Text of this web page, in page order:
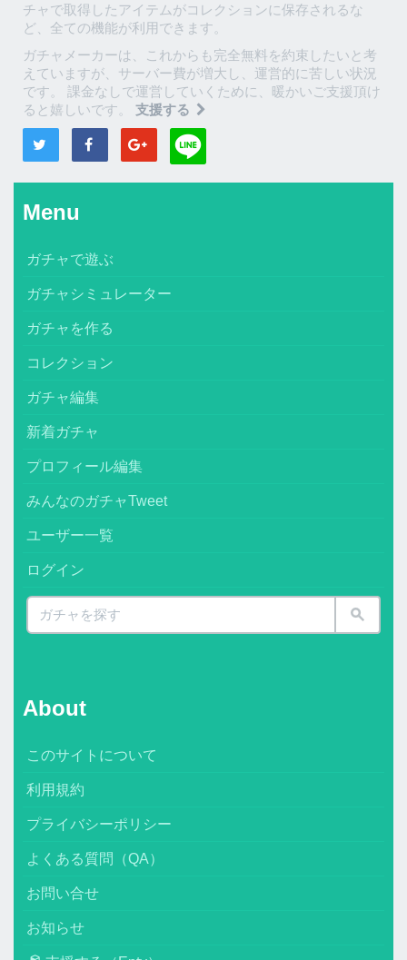
チャで取得したアイテムがコレクションに保存されるな
ど、全ての機能が利用できます。
ガチャメーカーは、これからも完全無料を約束したいと考
えていますが、サーバー費が増大し、運営的に苦しい状況
です。 課金なしで運営していくために、暖かいご支援頂け
ると嬉しいです。 支援する
Menu
ガチャで遊ぶ
ガチャシミュレーター
ガチャを作る
コレクション
ガチャ編集
新着ガチャ
プロフィール編集
みんなのガチャTweet
ユーザー一覧
ログイン
About
このサイトについて
利用規約
プライバシーポリシー
よくある質問（QA）
お問い合せ
お知らせ